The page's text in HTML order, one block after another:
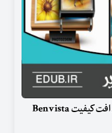
نرم افزار بزرگ کردن تصاویر با حداقل افت کیفیت Benvista